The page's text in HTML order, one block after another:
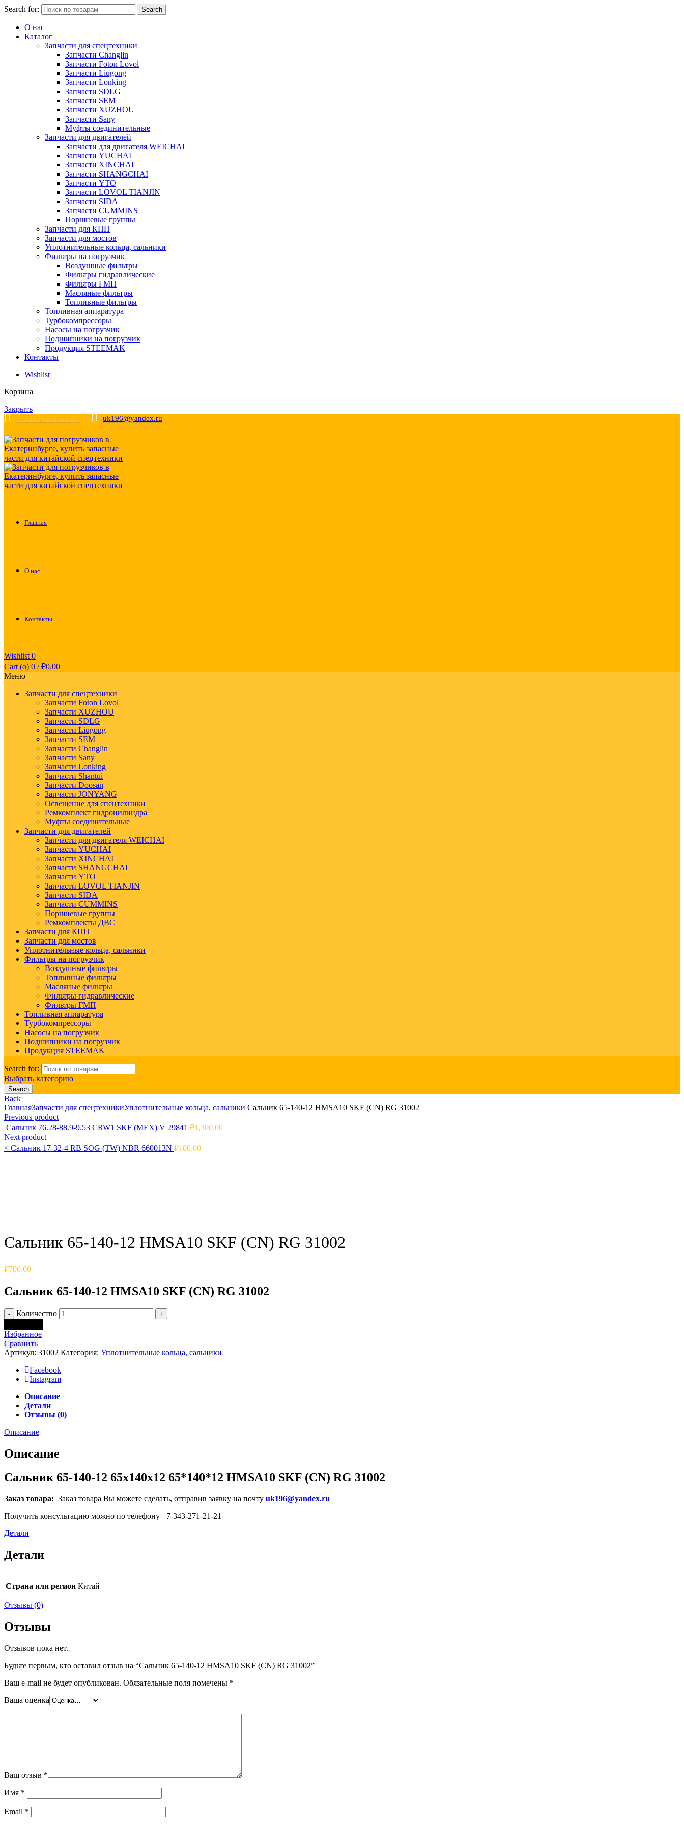
Search for: Search
О нас
Каталог
Запчасти для спецтехники
Запчасти Changlin
Запчасти Foton Lovol
Запчасти Liugong
Запчасти Lonking
Запчасти SDLG
Запчасти SEM
Запчасти XUZHOU
Запчасти Sany
Муфты соединительные
Запчасти для двигателей
Запчасти для двигателя WEICHAI
Запчасти YUCHAI
Запчасти XINCHAI
Запчасти SHANGCHAI
Запчасти YTO
Запчасти LOVOL TIANJIN
Запчасти SIDA
Запчасти CUMMINS
Поршневые группы
Запчасти для КПП
Запчасти для мостов
Уплотнительные кольца, сальники
Фильтры на погрузчик
Воздушные фильтры
Фильтры гидравлические
Фильтры ГМП
Масляные фильтры
Топливные фильтры
Топливная аппаратура
Турбокомпрессоры
Насосы на погрузчик
Подшипники на погрузчик
Продукция STEEMAK
Контакты
Wishlist
Корзина
Закрыть
+7 (343) 271-21-21 uk196@yandex.ru
Главная
О нас
Контакты
Wishlist 0
Cart (o) 0 / ₽0.00
Меню
Запчасти для спецтехники
Запчасти Foton Lovol
Запчасти XUZHOU
Запчасти SDLG
Запчасти Liugong
Запчасти SEM
Запчасти Changlin
Запчасти Sany
Запчасти Lonking
Запчасти Shantui
Запчасти Doosan
Запчасти JONYANG
Освещение для спецтехники
Ремкомплект гидроцилиндра
Муфты соединительные
Запчасти для двигателей
Запчасти для двигателя WEICHAI
Запчасти YUCHAI
Запчасти XINCHAI
Запчасти SHANGCHAI
Запчасти YTO
Запчасти LOVOL TIANJIN
Запчасти SIDA
Запчасти CUMMINS
Поршневые группы
Ремкомплекты ДВС
Запчасти для КПП
Запчасти для мостов
Уплотнительные кольца, сальники
Фильтры на погрузчик
Воздушные фильтры
Топливные фильтры
Масляные фильтры
Фильтры гидравлические
Фильтры ГМП
Топливная аппаратура
Турбокомпрессоры
Насосы на погрузчик
Подшипники на погрузчик
Продукция STEEMAK
Search for:
Выбрать категорию
Search
Back
ГлавнаяЗапчасти для спецтехникиУплотнительные кольца, сальники Сальник 65-140-12 HMSA10 SKF (CN) RG 31002
Previous product
Сальник 76.28-88.9-9.53 CRW1 SKF (MEX) V 29841 ₽1,300.00
Next product
< Сальник 17-32-4 RB SOG (TW) NBR 660013N ₽100.00
Сальник 65-140-12 HMSA10 SKF (CN) RG 31002
₽700.00
Сальник 65-140-12 HMSA10 SKF (CN) RG 31002
Количество
Избранное
Сравнить
Артикул: 31002 Категория: Уплотнительные кольца, сальники
Facebook
Instagram
Описание
Детали
Отзывы (0)
Описание
Описание
Сальник 65-140-12 65x140x12 65*140*12 HMSA10 SKF (CN) RG 31002
Заказ товара: Заказ товара Вы можете сделать, отправив заявку на почту uk196@yandex.ru
Получить консультацию можно по телефону +7-343-271-21-21
Детали
Детали
Страна или регион Китай
Отзывы (0)
Отзывы
Отзывов пока нет.
Будьте первым, кто оставил отзыв на “Сальник 65-140-12 HMSA10 SKF (CN) RG 31002”
Ваш e-mail не будет опубликован. Обязательные поля помечены *
Ваша оценка
Ваш отзыв *
Имя *
Email *